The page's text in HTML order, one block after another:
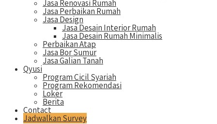
Jasa Renovasi Rumah
Jasa Perbaikan Rumah
Jasa Design
Jasa Desain Interior Rumah
Jasa Desain Rumah Minimalis
Perbaikan Atap
Jasa Bor Sumur
Jasa Galian Tanah
Qyusi
Program Cicil Syariah
Program Rekomendasi
Loker
Berita
Contact
Jadwalkan Survey